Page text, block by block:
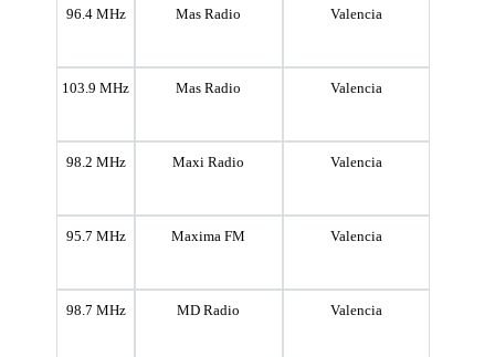
96.4 MHz Mas Radio Valencia
103.9 MHz Mas Radio Valencia
98.2 MHz Maxi Radio Valencia
95.7 MHz Maxima FM Valencia
98.7 MHz MD Radio Valencia